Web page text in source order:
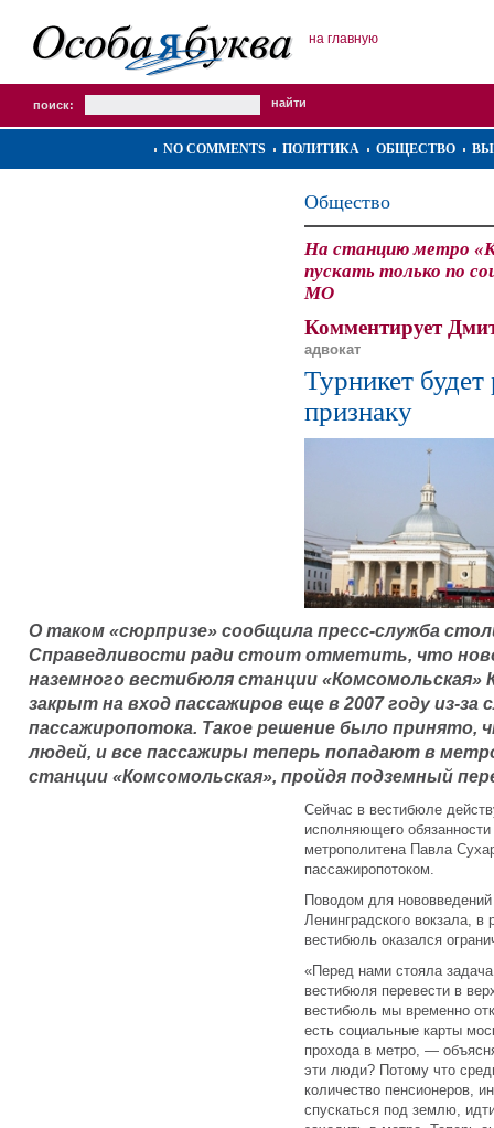
на главную
поиск:
NO COMMENTS ПОЛИТИКА ОБЩЕСТВО
Общество
На станцию метро
пускать только по
МО
Комментирует
адвокат
Турникет
признаку
О таком «сюрпризе» сообщила пресс-служба
Справедливости ради стоит отметить, что
наземного вестибюля станции
закрыт на вход пассажиров еще в 2007 году из-
пассажиропотока. Такое решение было принято,
людей, и все пассажиры теперь попадают в
станции «Комсомольская», пройдя подземный
Сейчас в вестибюле
исполняющего
метрополитена Павла
пассажиропотоком.
Поводом для
Ленинградского вокзала, в
вестибюль оказался
«Перед нами стояла
вестибюля перевести в
вестибюль мы временно
есть социальные карты
прохода в метро, —
эти люди? Потому что
количество пенсионеров,
спускаться под землю,